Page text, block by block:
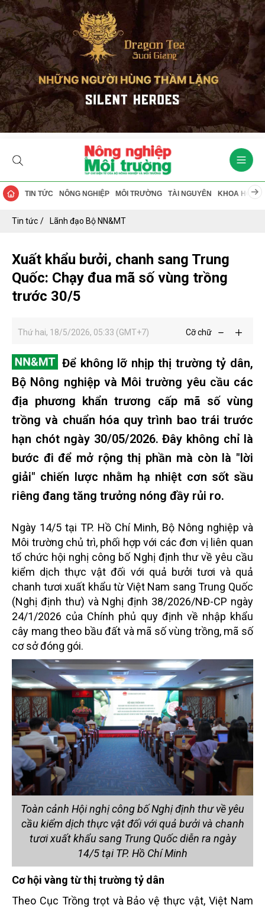
TIN TỨC NÔNG NGHIỆP MÔI TRƯỜNG TÀI NGUYÊN KHOA HỌC
Tin tức Lãnh đạo Bộ NN&MT
Xuất khẩu bưởi, chanh sang Trung
Quốc: Chạy đua mã số vùng trồng
trước 30/5
Thứ hai, 18/5/2026, 05:33 (GMT+7) Cỡ chữ
Để không lỡ nhịp thị trường tỷ dân,
Bộ Nông nghiệp và Môi trường yêu cầu các
địa phương khẩn trương cấp mã số vùng
trồng và chuẩn hóa quy trình bao trái trước
hạn chót ngày 30/05/2026. Đây không chỉ là
bước đi để mở rộng thị phần mà còn là "lời
giải" chiến lược nhằm hạ nhiệt cơn sốt sầu
riêng đang tăng trưởng nóng đầy rủi ro.
Ngày 14/5 tại TP. Hồ Chí Minh, Bộ Nông nghiệp và
Môi trường chủ trì, phối hợp với các đơn vị liên quan
tổ chức hội nghị công bố Nghị định thư về yêu cầu
kiểm dịch thực vật đối với quả bưởi tươi và quả
chanh tươi xuất khẩu từ Việt Nam sang Trung Quốc
(Nghị định thư) và Nghị định 38/2026/NĐ-CP ngày
24/1/2026 của Chính phủ quy định về nhập khẩu
cây mang theo bầu đất và mã số vùng trồng, mã số
cơ sở đóng gói.
Toàn cảnh Hội nghị công bố Nghị định thư về yêu
cầu kiểm dịch thực vật đối với quả bưởi và chanh
tươi xuất khẩu sang Trung Quốc diễn ra ngày
14/5 tại TP. Hồ Chí Minh
Cơ hội vàng từ thị trường tỷ dân
Theo Cục Trồng trọt và Bảo vệ thực vật, Việt Nam